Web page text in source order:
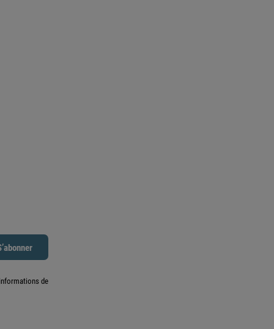
de